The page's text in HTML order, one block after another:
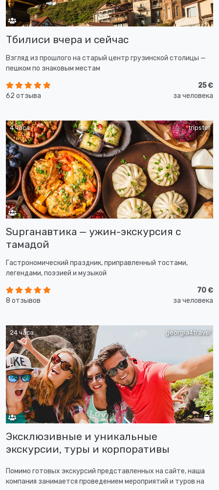
Тбилиси вчера и сейчас
Взгляд из прошлого на старый центр грузинской столицы —
пешком по знаковым местам
62 отзыва
25 €
за человека
tripster
4 часа
Supraнавтика — ужин-экскурсия с
тамадой
Гастрономический праздник, приправленный тостами,
легендами, поэзией и музыкой
8 отзывов
70 €
за человека
georgia4travel
24 часа
Эксклюзивные и уникальные
экскурсии, туры и корпоративы
Помимо готовых экскурсий представленных на сайте, наша
компания занимается проведением мероприятий и туров на